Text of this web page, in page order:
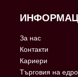
За нас
Контакти
Кариери
Търговия на едро